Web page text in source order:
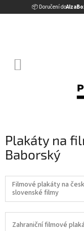
📦 Doručení do
na
Plakáty na
Baborský
Filmové plakáty na
slovenské filmy
Zahraniční filmové